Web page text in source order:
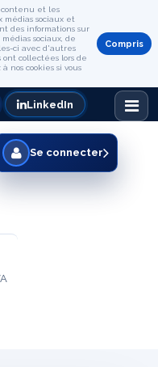
contenu et les
médias sociaux et
des informations sur
sociaux, de
ci avec d'autres
collectées lors de
nos cookies si vous
Compris
LinkedIn
Se connecter